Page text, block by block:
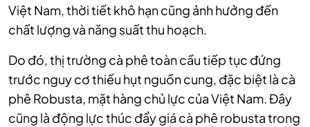
Việt Nam, thời tiết khô hạn cũng ảnh hưởng đến
chất lượng và năng suất thu hoạch.
Do đó, thị trường cà phê toàn cầu tiếp tục đứng
trước nguy cơ thiếu hụt nguồn cung, đặc biệt là cà
phê Robusta, mặt hàng chủ lực của Việt Nam. Đây
cũng là động lực thúc đẩy giá cà phê robusta trong